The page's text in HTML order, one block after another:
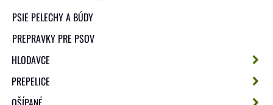
PSIE PELECHY A BÚDY
PREPRAVKY PRE PSOV
HLODAVCE
PREPELICE